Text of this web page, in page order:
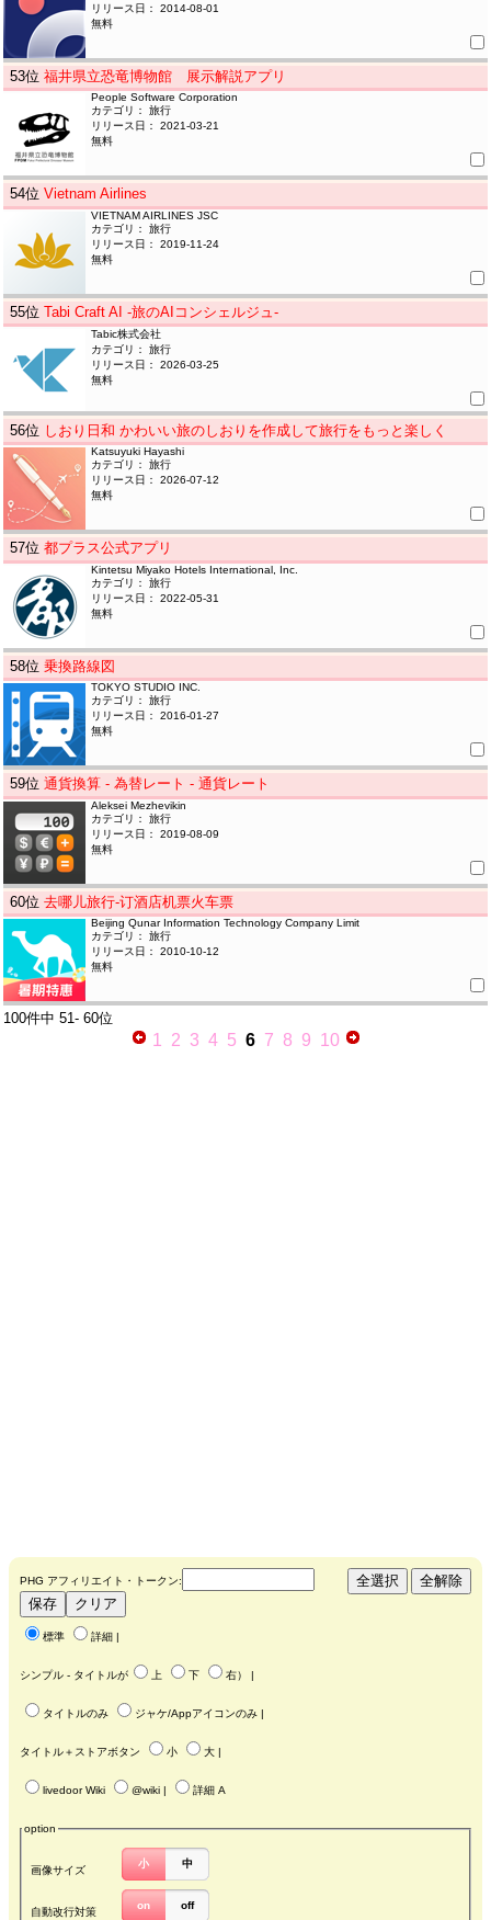
リリース日： 2014-08-01
無料
53位福井県立恐竜博物館 展示解説アプリ
People Software Corporation
カテゴリ： 旅行
リリース日： 2021-03-21
無料
54位Vietnam Airlines
VIETNAM AIRLINES JSC
カテゴリ： 旅行
リリース日： 2019-11-24
無料
55位Tabi Craft AI -旅のAIコンシェルジュ-
Tabic株式会社
カテゴリ： 旅行
リリース日： 2026-03-25
無料
56位 しおり日和 かわいい旅のしおりを作成して旅行をもっと楽しく
Katsuyuki Hayashi
カテゴリ： 旅行
リリース日： 2026-07-12
無料
57位都プラス公式アプリ
Kintetsu Miyako Hotels International, Inc.
カテゴリ： 旅行
リリース日： 2022-05-31
無料
58位乗換路線図
TOKYO STUDIO INC.
カテゴリ： 旅行
リリース日： 2016-01-27
無料
59位通貨換算 - 為替レート - 通貨レート
Aleksei Mezhevikin
カテゴリ： 旅行
リリース日： 2019-08-09
無料
60位去哪儿旅行-订酒店机票火车票
Beijing Qunar Information Technology Company Limit
カテゴリ： 旅行
リリース日： 2010-10-12
無料
100件中 51- 60位
1 2 3 4 5 6 7 8 9 10
PHG アフィリエイト・トークン:
標準 詳細
シンプル - タイトルが 上 下 右） |
タイトルのみ ジャケ/Appアイコンのみ
タイトル＋ストアボタン 小 大
livedoor Wiki @wiki 詳細 A
option
画像サイズ
小 中
自動改行対策
on off